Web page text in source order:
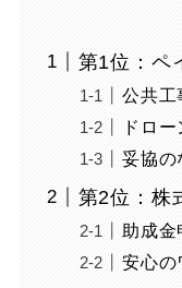
第1位：ペ
公共工
ドロ
妥協の
第2位：株
助成金
安心の